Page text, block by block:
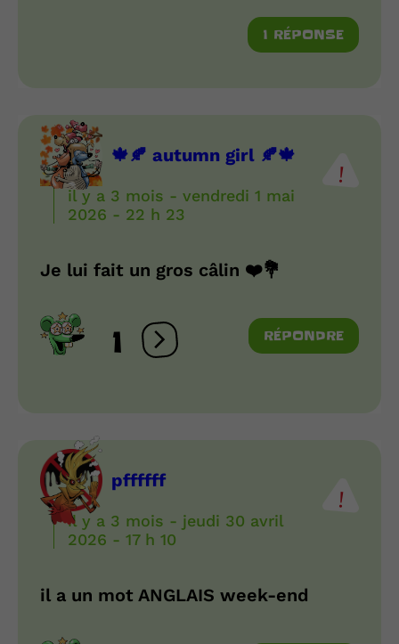
1 RÉPONSE
🍁🍂 autumn girl 🍂🍁
il y a 3 mois - vendredi 1 mai
2026 - 22 h 23
Je lui fait un gros câlin ❤️💐
1 Ouvrir les réactions
RÉPONDRE
pffffff
il y a 3 mois - jeudi 30 avril
2026 - 17 h 10
il a un mot ANGLAIS week-end